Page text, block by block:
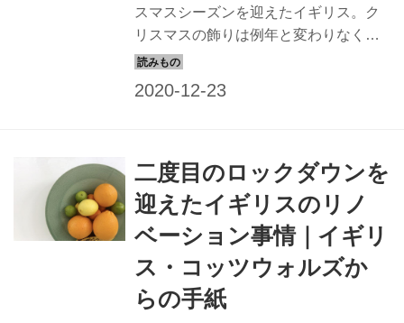
スマスシーズンを迎えたイギリス。ク
リスマスの飾りは例年と変わりなく見
えますが、コロナ禍ならではの、家族
もらいました。
二度目のロックダウンを
迎えたイギリスのリノ
ベーション事情｜イギリ
ス・コッツウォルズか
らの手紙